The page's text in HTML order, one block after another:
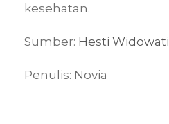
kesehatan.
Sumber: Hesti Widowati
Penulis: Novia